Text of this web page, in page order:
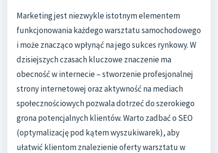
Marketing jest niezwykle istotnym elementem
funkcjonowania każdego warsztatu samochodowego
i może znacząco wpłynąć na jego sukces rynkowy. W
dzisiejszych czasach kluczowe znaczenie ma
obecność w internecie – stworzenie profesjonalnej
strony internetowej oraz aktywność na mediach
społecznościowych pozwala dotrzeć do szerokiego
grona potencjalnych klientów. Warto zadbać o SEO
(optymalizację pod kątem wyszukiwarek), aby
ułatwić klientom znalezienie oferty warsztatu w